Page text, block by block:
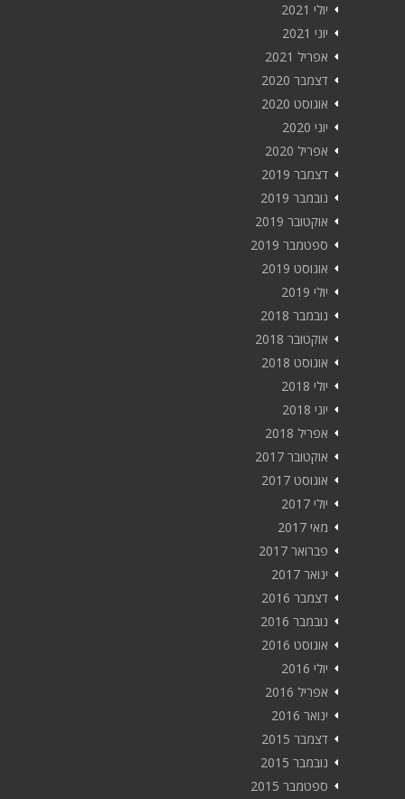
יולי 2021
יוני 2021
אפריל 2021
דצמבר 2020
אוגוסט 2020
יוני 2020
אפריל 2020
דצמבר 2019
נובמבר 2019
אוקטובר 2019
ספטמבר 2019
אוגוסט 2019
יולי 2019
נובמבר 2018
אוקטובר 2018
אוגוסט 2018
יולי 2018
יוני 2018
אפריל 2018
אוקטובר 2017
אוגוסט 2017
יולי 2017
מאי 2017
פברואר 2017
ינואר 2017
דצמבר 2016
נובמבר 2016
אוגוסט 2016
יולי 2016
אפריל 2016
ינואר 2016
דצמבר 2015
נובמבר 2015
ספטמבר 2015